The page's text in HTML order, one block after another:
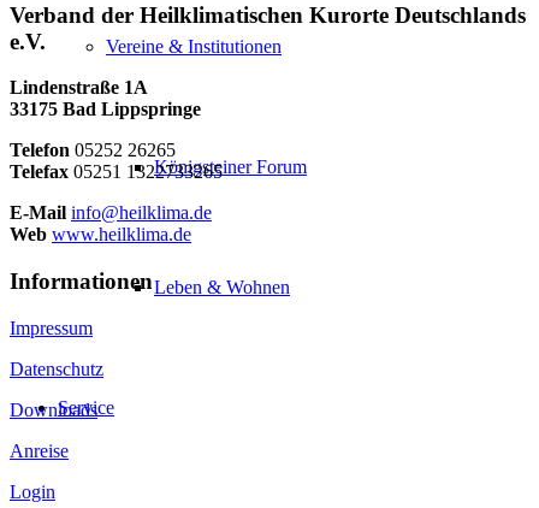
Vereine & Institutionen
Königsteiner Forum
Leben & Wohnen
Service
Verband der Heilklimatischen Kurorte Deutschlands
e.V.
Lindenstraße 1A
33175 Bad Lippspringe
Telefon 05252 26265
Telefax 05251 1322733265
E-Mail info@heilklima.de
Web www.heilklima.de
Informationen
Impressum
Datenschutz
Downloads
Anreise
Login